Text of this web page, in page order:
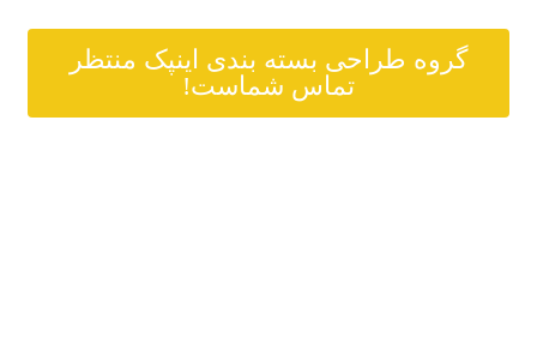
گروه طراحی بسته بندی اینپک منتظر
تماس شماست!